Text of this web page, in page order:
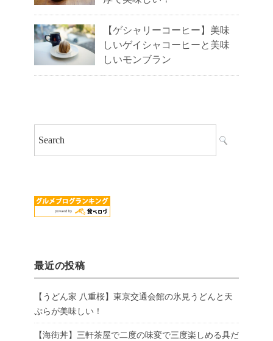
【ゲシャリーコーヒー】美味
しいゲイシャコーヒーと美味
しいモンブラン
最近の投稿
【うどん家 八重桜】東京交通会館の氷見うどんと天
ぷらが美味しい！
【海街丼】三軒茶屋で二度の味変で三度楽しめる具だ